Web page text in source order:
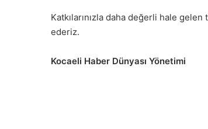
Katkılarınızla daha değerli hale gelen
ederiz.
Kocaeli Haber Dünyası Yönetimi